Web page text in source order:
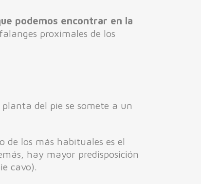
podemos encontrar en la
proximales de los
del pie se somete a un
de los más habituales es el
hay mayor predisposición
cavo).